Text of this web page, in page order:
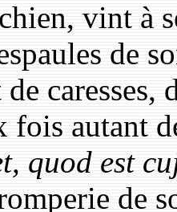
vint à
de
caresses,
fois autant
quod est
de